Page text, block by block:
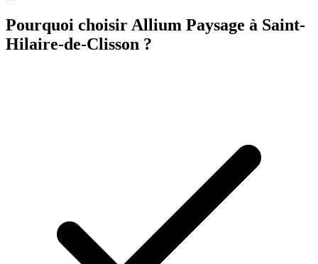
Pourquoi choisir Allium Paysage à Saint-
Hilaire-de-Clisson ?